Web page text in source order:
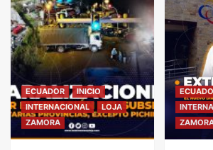
ECUADOR
INICIO
INTERNACIONAL
LOJA
ZAMORA